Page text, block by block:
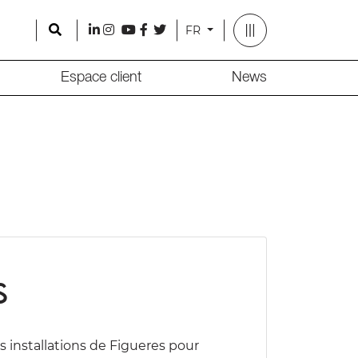
Search
l i y f t FR
Espace client News
installations de Figueres pour